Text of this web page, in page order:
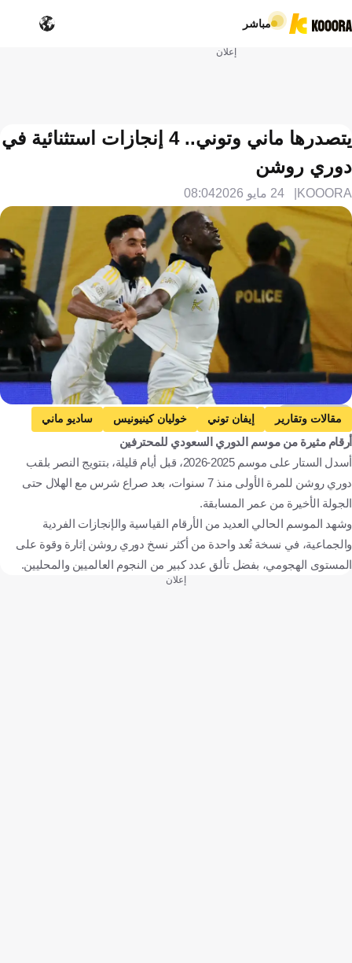
مباشر
إعلان
يتصدرها ماني وتوني.. 4 إنجازات استثنائية في
دوري روشن
KOOORA 24 مايو 2026 08:04
Getty Images
مقالات وتقارير إيفان توني خوليان كينيونيس
ساديو ماني
النصر
القادسية الأهلي
إنجلترا
المكسيك السنغال
المملكة العربية السعودية
كرة قدم
أرقام مثيرة من موسم الدوري السعودي للمحترفين
أسدل الستار على موسم 2025-2026، قبل أيام قليلة، بتتويج النصر بلقب
دوري روشن للمرة الأولى منذ 7 سنوات، بعد صراع شرس مع الهلال حتى
الجولة الأخيرة من عمر المسابقة.
وشهد الموسم الحالي العديد من الأرقام القياسية والإنجازات الفردية
والجماعية، في نسخة تُعد واحدة من أكثر نسخ دوري روشن إثارة وقوة على
المستوى الهجومي، بفضل تألق عدد كبير من النجوم العالميين والمحليين.
إعلان